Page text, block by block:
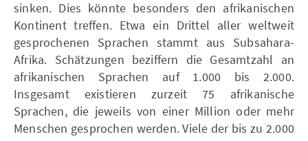
sinken. Dies könnte besonders den afrikanischen
Kontinent treffen. Etwa ein Drittel aller weltweit
gesprochenen Sprachen stammt aus Subsahara-
Afrika. Schätzungen beziffern die Gesamtzahl an
afrikanischen Sprachen auf 1.000 bis 2.000.
Insgesamt existieren zurzeit 75 afrikanische
Sprachen, die jeweils von einer Million oder mehr
Menschen gesprochen werden. Viele der bis zu 2.000